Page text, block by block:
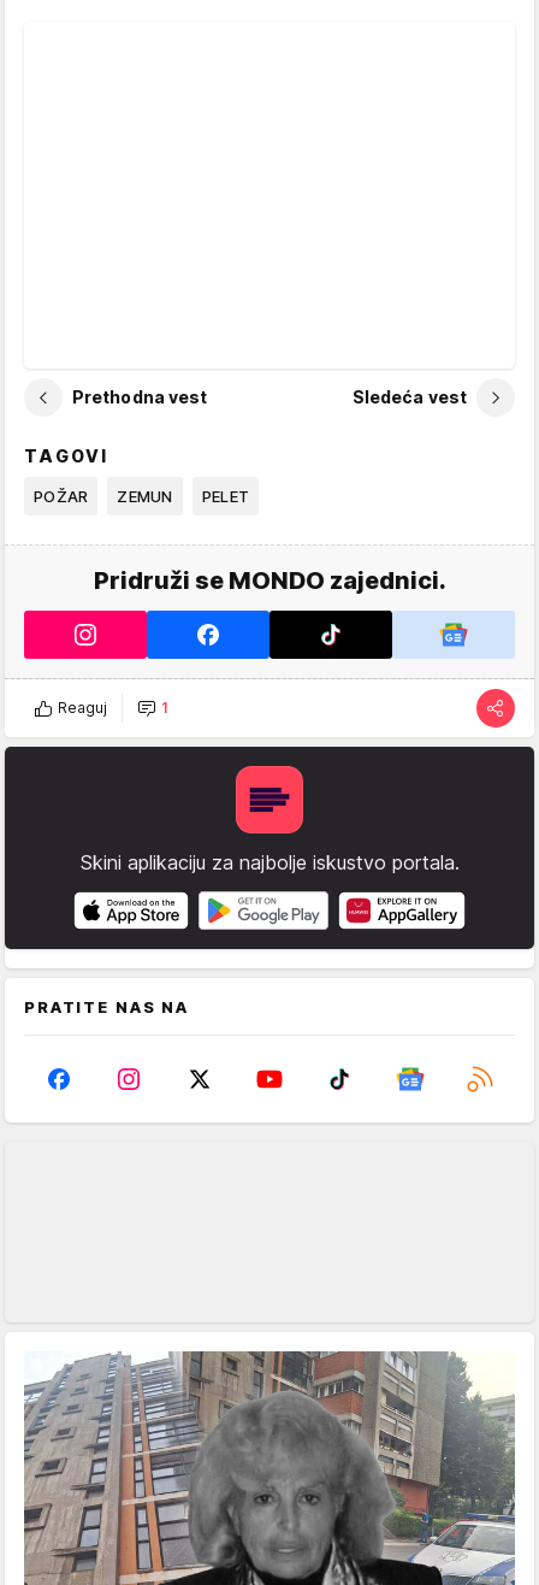
Prethodna vest Sledeća vest
TAGOVI
POŽAR ZEMUN PELET
Pridruži se MONDO zajednici.
Reaguj 1
Skini aplikaciju za najbolje iskustvo portala.
PRATITE NAS NA